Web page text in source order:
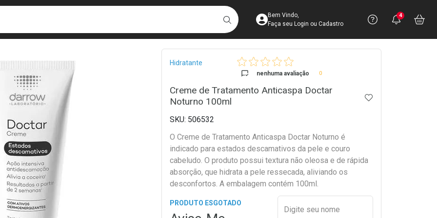
BUSCARAcesse sua Conta
Bem Vindo,
Faça seu Login ou Cadastro
Precisa
Ver Recursos
Você
4
Breadcrumb
Hidratante
nenhuma avaliação 0
Creme de Tratamento Anticaspa Doctar
Noturno 100ml
ADICIONAR AOS
506532
O Creme de Tratamento Anticaspa Doctar Noturno é
indicado para estados descamativos da pele e couro
cabeludo. O produto possui textura não oleosa e de rápida
absorção, que hidrata a pele ressecada, aliviando os
desconfortos. A embalagem contém 100ml.
PRODUTO ESGOTADO Preencher nome e email
Digite seu nome